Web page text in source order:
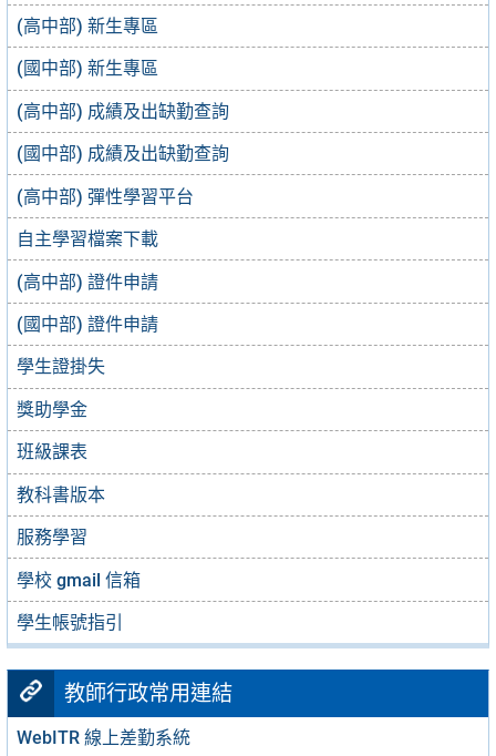
(高中部) 新生專區
(國中部) 新生專區
(高中部) 成績及出缺勤查詢
(國中部) 成績及出缺勤查詢
(高中部) 彈性學習平台
自主學習檔案下載
(高中部) 證件申請
(國中部) 證件申請
學生證掛失
獎助學金
班級課表
教科書版本
服務學習
學校 gmail 信箱
學生帳號指引
教師行政常用連結
WebITR 線上差勤系統